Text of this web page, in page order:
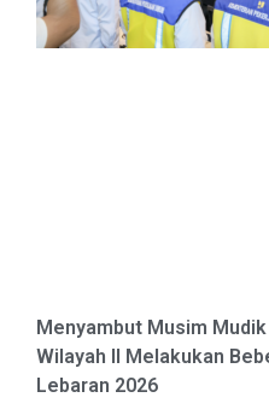
Menyambut Musim
Wilayah II Melakukan
Lebaran 2026